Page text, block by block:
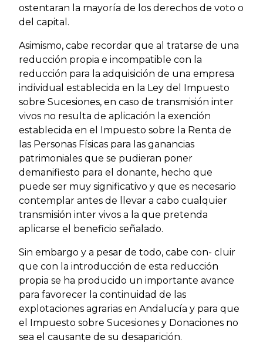
ostentaran la mayoría de los derechos de voto o
del capital.
Asimismo, cabe recordar que al tratarse de una
reducción propia e incompatible con la
reducción para la adquisición de una empresa
individual establecida en la Ley del Impuesto
sobre Sucesiones, en caso de transmisión inter
vivos no resulta de aplicación la exención
establecida en el Impuesto sobre la Renta de
las Personas Físicas para las ganancias
patrimoniales que se pudieran poner
demanifiesto para el donante, hecho que
puede ser muy significativo y que es necesario
contemplar antes de llevar a cabo cualquier
transmisión inter vivos a la que pretenda
aplicarse el beneficio señalado.
Sin embargo y a pesar de todo, cabe con- cluir
que con la introducción de esta reducción
propia se ha producido un importante avance
para favorecer la continuidad de las
explotaciones agrarias en Andalucía y para que
el Impuesto sobre Sucesiones y Donaciones no
sea el causante de su desaparición.